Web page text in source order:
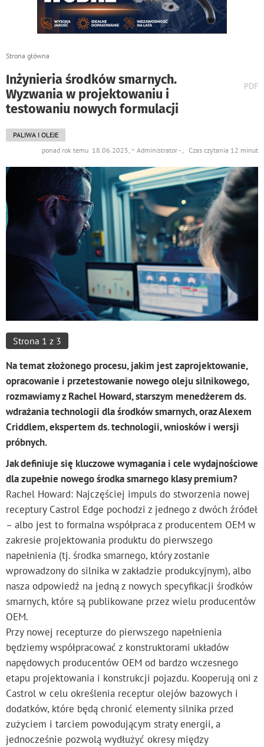
Strona główna
Inżynieria środków smarnych.
Wyzwania w projektowaniu i
testowaniu nowych formulacji
PDF
PALIWA I OLEJE
ponad rok temu 18.06.2025, ~ Administrator - , Czas czytania 12 minut
Strona 1 z 3
Na temat złożonego procesu, jakim jest zaprojektowanie,
opracowanie i przetestowanie nowego oleju silnikowego,
rozmawiamy z Rachel Howard, starszym menedżerem ds.
wdrażania technologii dla środków smarnych, oraz Alexem
Criddlem, ekspertem ds. technologii, wniosków i wersji
próbnych.
Jak definiuje się kluczowe wymagania i cele wydajnościowe
dla zupełnie nowego środka smarnego klasy premium?
Rachel Howard: Najczęściej impuls do stworzenia nowej
receptury Castrol Edge pochodzi z jednego z dwóch źródeł
– albo jest to formalna współpraca z producentem OEM w
zakresie projektowania produktu do pierwszego
napełnienia (tj. środka smarnego, który zostanie
wprowadzony do silnika w zakładzie produkcyjnym), albo
nasza odpowiedź na jedną z nowych specyfikacji środków
smarnych, które są publikowane przez wielu producentów
OEM.
Przy nowej recepturze do pierwszego napełnienia
będziemy współpracować z konstruktorami układów
napędowych producentów OEM od bardzo wczesnego
etapu projektowania i konstrukcji pojazdu. Kooperują oni z
Castrol w celu określenia receptur olejów bazowych i
dodatków, które będą chronić elementy silnika przed
zużyciem i tarciem powodującym straty energii, a
jednocześnie pozwolą wydłużyć okresy między